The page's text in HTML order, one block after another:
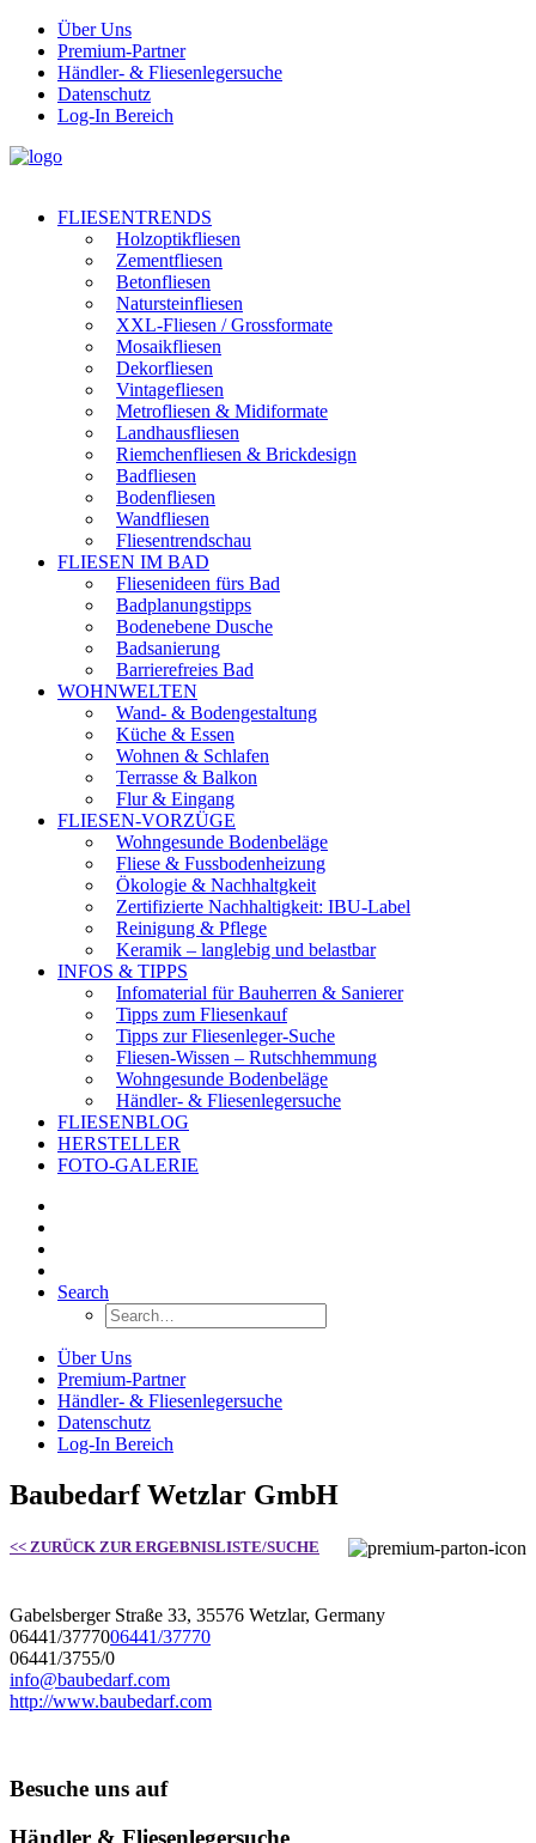
Über Uns
Premium-Partner
Händler- & Fliesenlegersuche
Datenschutz
Log-In Bereich
FLIESENTRENDS
Holzoptikfliesen
Zementfliesen
Betonfliesen
Natursteinfliesen
XXL-Fliesen / Grossformate
Mosaikfliesen
Dekorfliesen
Vintagefliesen
Metrofliesen & Midiformate
Landhausfliesen
Riemchenfliesen & Brickdesign
Badfliesen
Bodenfliesen
Wandfliesen
Fliesentrendschau
FLIESEN IM BAD
Fliesenideen fürs Bad
Badplanungstipps
Bodenebene Dusche
Badsanierung
Barrierefreies Bad
WOHNWELTEN
Wand- & Bodengestaltung
Küche & Essen
Wohnen & Schlafen
Terrasse & Balkon
Flur & Eingang
FLIESEN-VORZÜGE
Wohngesunde Bodenbeläge
Fliese & Fussbodenheizung
Ökologie & Nachhaltgkeit
Zertifizierte Nachhaltigkeit: IBU-Label
Reinigung & Pflege
Keramik – langlebig und belastbar
INFOS & TIPPS
Infomaterial für Bauherren & Sanierer
Tipps zum Fliesenkauf
Tipps zur Fliesenleger-Suche
Fliesen-Wissen – Rutschhemmung
Wohngesunde Bodenbeläge
Händler- & Fliesenlegersuche
FLIESENBLOG
HERSTELLER
FOTO-GALERIE
Search
Über Uns
Premium-Partner
Händler- & Fliesenlegersuche
Datenschutz
Log-In Bereich
Baubedarf Wetzlar GmbH
<< ZURÜCK ZUR ERGEBNISLISTE/SUCHE
Gabelsberger Straße 33, 35576 Wetzlar, Germany
06441/3777006441/37770
06441/3755/0
info@baubedarf.com
http://www.baubedarf.com
Besuche uns auf
Händler & Fliesenlegersuche